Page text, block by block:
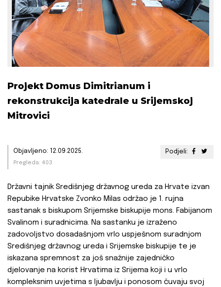
Projekt Domus Dimitrianum i
rekonstrukcija katedrale u Srijemskoj
Mitrovici
Podjeli:
Objavljeno: 12.09.2025.
Pregleda: 403
Državni tajnik Središnjeg državnog ureda za Hrvate izvan
Repubike Hrvatske Zvonko Milas održao je 1. rujna
sastanak s biskupom Srijemske biskupije mons. Fabijanom
Svalinom i suradnicima. Na sastanku je izraženo
zadovoljstvo dosadašnjom vrlo uspješnom suradnjom
Središnjeg državnog ureda i Srijemske biskupije te je
iskazana spremnost za još snažnije zajedničko
djelovanje na korist Hrvatima iz Srijema koji i u vrlo
kompleksnim uvjetima s ljubavlju i ponosom čuvaju svoj